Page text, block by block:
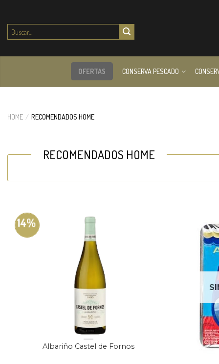
Buscar
por:
OFERTAS CONSERVA PESCADO
HOME / RECOMENDADOS HOME
RECOMENDADOS HOME
14%
Albariño Castel de Fornos